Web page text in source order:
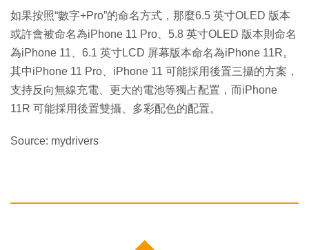
如果按照“數字+Pro”的命名方式，那麼6.5 英寸OLED 版本
或許會被命名為iPhone 11 Pro、5.8 英寸OLED 版本則命名
為iPhone 11、6.1 英寸LCD 屏幕版本命名為iPhone 11R。
其中iPhone 11 Pro、iPhone 11 可能採用後置三攝的方案，
支持反向無線充電、更大的電池等獨占配置，而iPhone
11R 可能採用後置雙攝、多彩配色的配置。
Source: mydrivers